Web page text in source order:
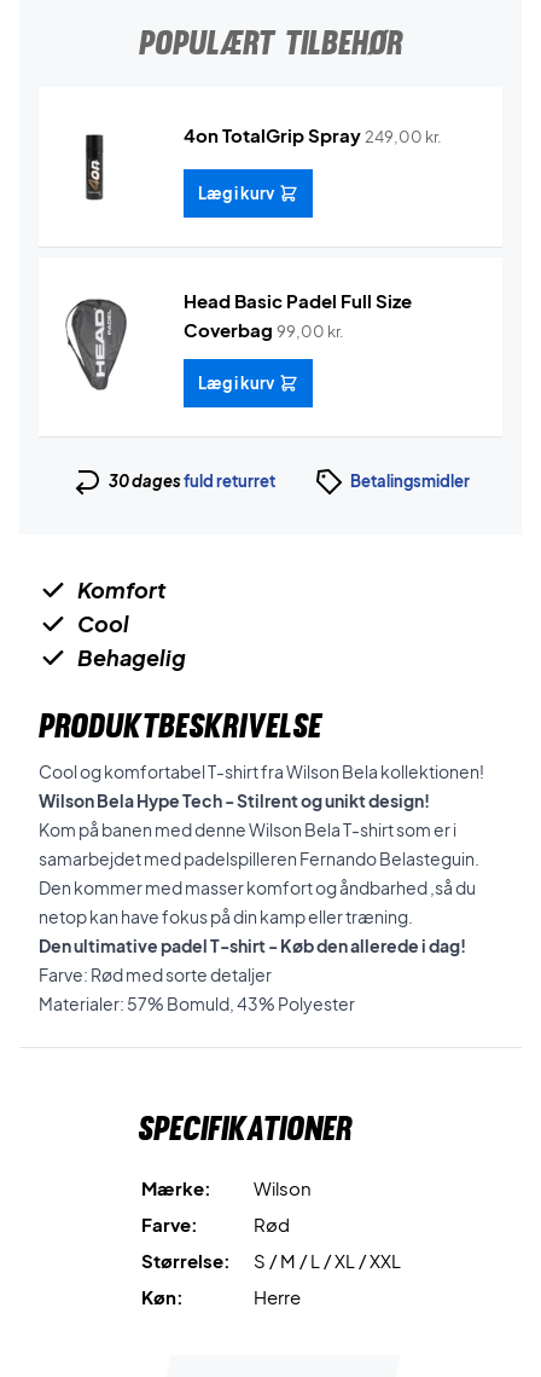
POPULÆRT TILBEHØR
4on TotalGrip Spray 249,00 kr.
Læg i kurv
Head Basic Padel Full Size
Coverbag 99,00 kr.
Læg i kurv
30 dagesfuld returret Betalingsmidler
Komfort
Cool
Behagelig
PRODUKTBESKRIVELSE
Cool og komfortabel T-shirt fra Wilson Bela kollektionen!
Wilson Bela Hype Tech - Stilrent og unikt design!
Kom på banen med denne Wilson Bela T-shirt som er i
samarbejdet medpadelspilleren Fernando Belasteguin.
Den kommer med masser komfort og åndbarhed ,så du
netop kan have fokus på din kamp eller træning.
Den ultimative padel T-shirt - Køb den allerede i dag!
Farve: Rød med sortedetaljer
Materialer: 57% Bomuld, 43% Polyester
Specifikationer
Mærke:
Wilson
Farve:
Rød
Størrelse:
S / M / L / XL / XXL
Køn:
Herre